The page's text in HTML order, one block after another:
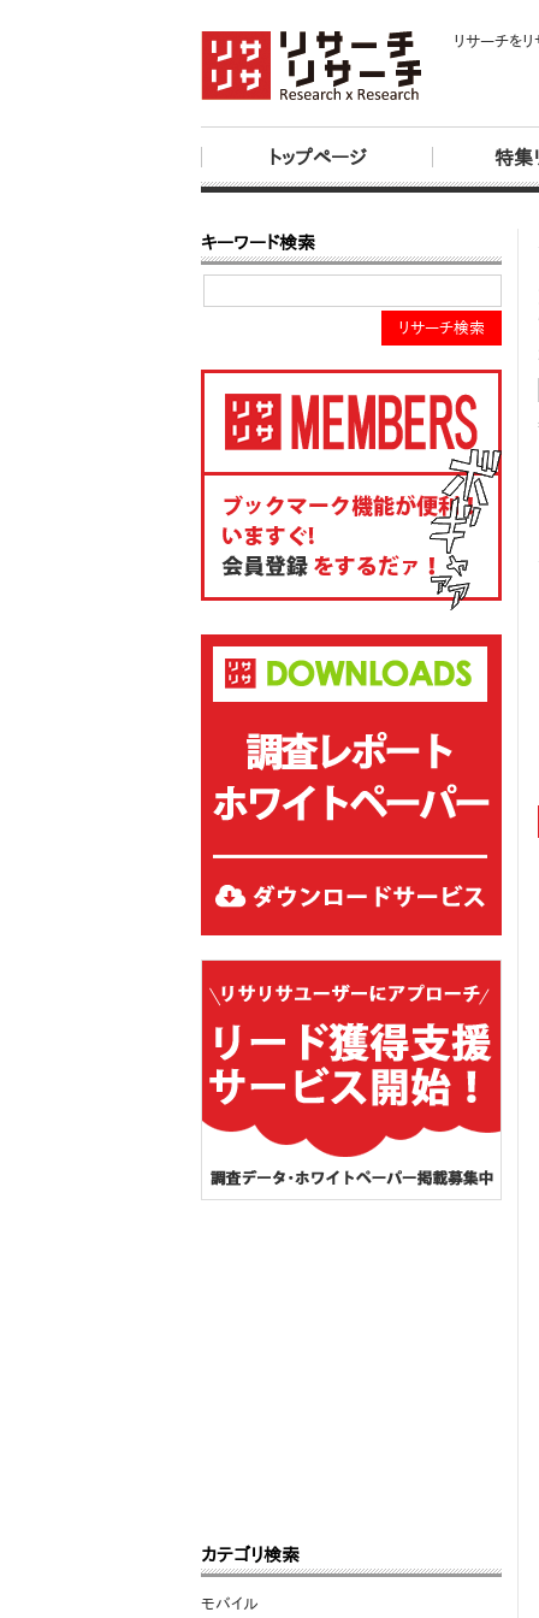
リサーチを
トップページ 特集
キーワード検索
リサーチ検索
カテゴリ検索
モバイル